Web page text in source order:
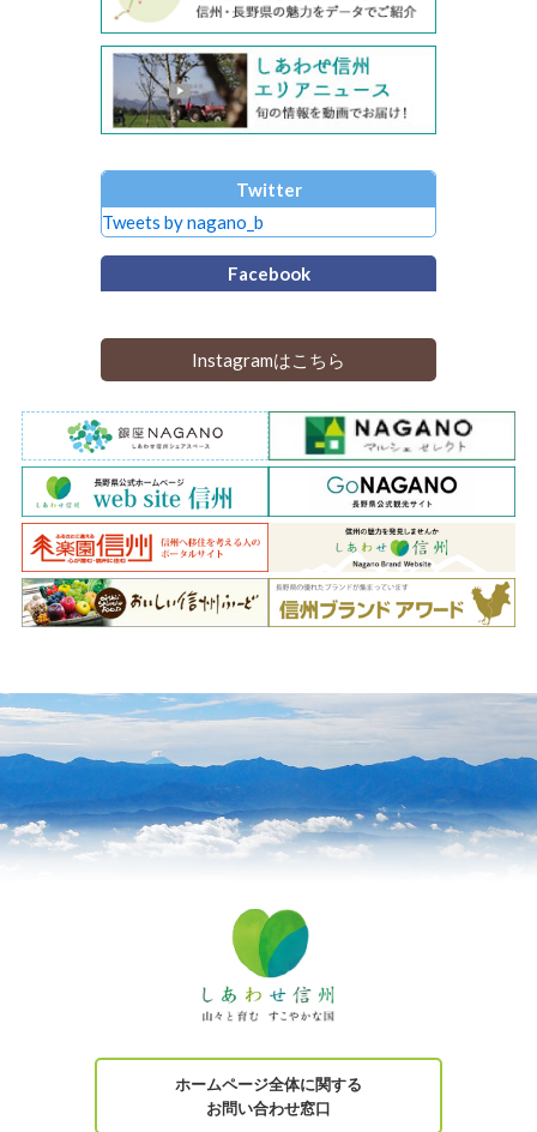
Twitter
Tweets by nagano_b
Facebook
Instagramはこちら
ホームページ全体に関する
お問い合わせ窓口